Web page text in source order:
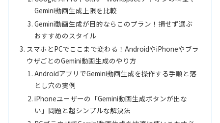
Gemini動画生成上限を比較
Gemini動画生成が目的ならこのプラン！損せず選ぶ
おすすめのスタイル
スマホとPCでここまで変わる！AndroidやiPhoneやブラ
ウザごとのGemini動画生成のやり方
AndroidアプリでGemini動画生成を操作する手順と落
とし穴の実例
iPhoneユーザーの「Gemini動画生成ボタンが出な
い」問題と超シンプルな解決法